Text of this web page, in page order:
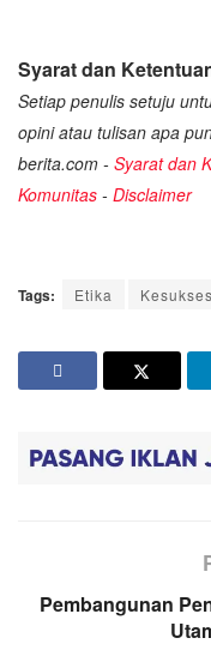
Syarat dan
Setiap penulis setuju
opini atau tulisan apa
berita.com - Syarat dan
Komunitas - Disclaimer
Tags: Etika
Pembangunan